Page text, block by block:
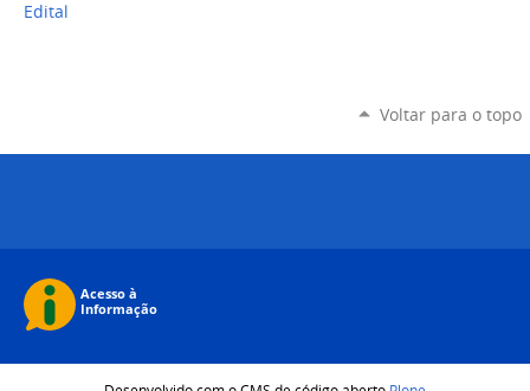
Edital
Voltar para o topo